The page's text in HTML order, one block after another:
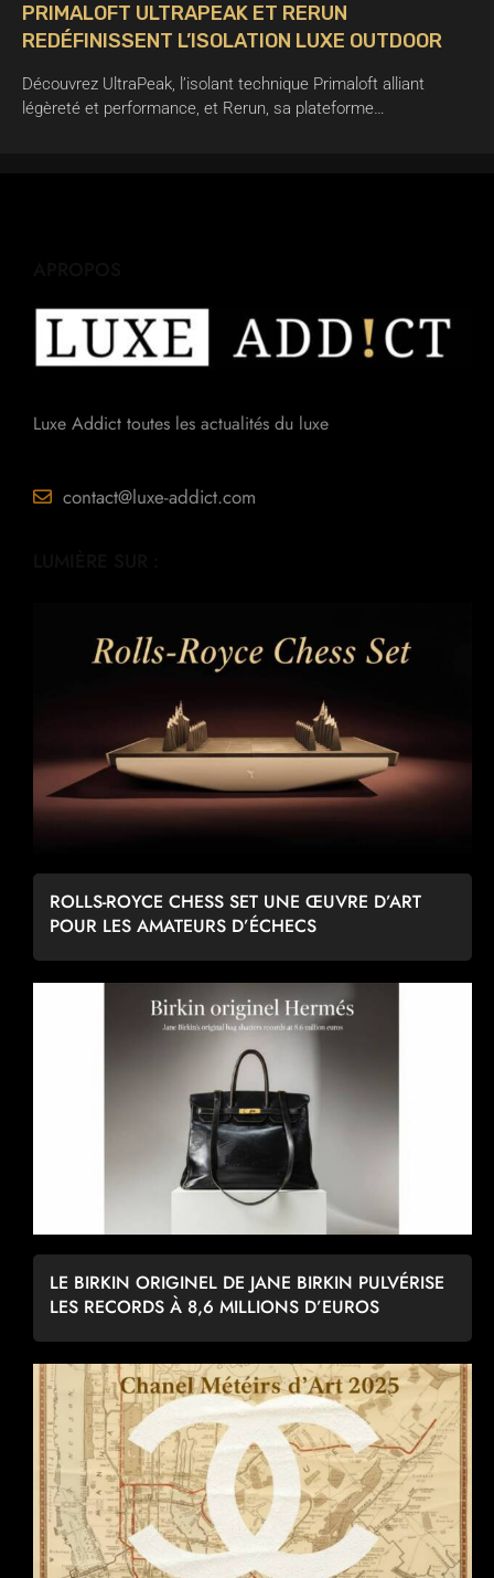
PRIMALOFT ULTRAPEAK ET RERUN
REDÉFINISSENT L’ISOLATION LUXE OUTDOOR
Découvrez UltraPeak, l’isolant technique Primaloft alliant
légèreté et performance, et Rerun, sa plateforme…
Luxe Addict toutes les actualités du luxe
contact@luxe-addict.com
ROLLS-ROYCE CHESS SET UNE ŒUVRE D’ART
POUR LES AMATEURS D’ÉCHECS
LE BIRKIN ORIGINEL DE JANE BIRKIN PULVÉRISE
LES RECORDS À 8,6 MILLIONS D’EUROS